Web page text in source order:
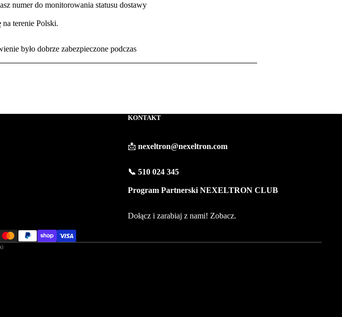
numer do monitorowania statusu dostawy
na terenie Polski.
było dobrze zabezpieczone podczas
KONTAKT
📩 nexeltron@nexeltron.com
📞 510 024 345
Program Partnerski NEXELTRON CLUB
Dołącz i zarabiaj z nami! Zobacz.